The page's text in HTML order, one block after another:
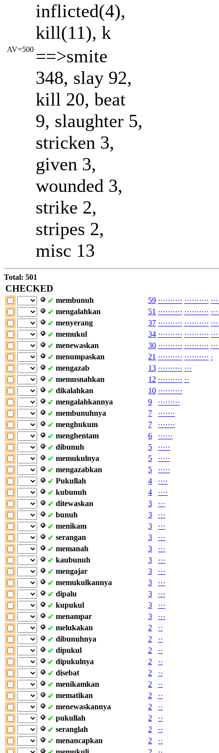
inflicted(4),
kill(11), k
AV=500 ==>smite
348, slay 92,
kill 20, beat
9, slaughter 5,
stricken 3,
given 3,
wounded 3,
strike 2,
stripes 2,
misc 13
Total: 501
CHECKED
✔ membunuh 59 ·········· ·········· ···
✔ mengalahkan 51 ·········· ·········· ···
✔ menyerang 37 ·········· ·········· ···
✔ memukul 34 ·········· ·········· ···
✔ menewaskan 30 ·········· ·········· ···
✔ menumpaskan 21 ·········· ·········· ·
✔ mengazab 13 ·········· ···
✔ memusnahkan 12 ·········· ··
✔ dikalahkan 10 ··········
✔ mengalahkannya 9 ·········
✔ membunuhnya 7 ·······
✔ menghukum 7 ·······
✔ menghentam 6 ······
✔ dibunuh 5 ·····
✔ memukulnya 5 ·····
✔ mengazabkan 5 ·····
✔ Pukullah 4 ····
✔ kubunuh 4 ····
✔ ditewaskan 3 ···
✔ bunuh 3 ···
✔ menikam 3 ···
✔ serangan 3 ···
✔ memanah 3 ···
✔ kaubunuh 3 ···
✔ mengajar 3 ···
✔ memukulkannya 3 ···
✔ dipalu 3 ···
✔ kupukul 3 ···
✔ menampar 3 ···
✔ melukakan 2 ··
✔ dibunuhnya 2 ··
✔ dipukul 2 ··
✔ dipukulnya 2 ··
✔ disebat 2 ··
✔ menikamkan 2 ··
✔ mematikan 2 ··
✔ menewaskannya 2 ··
✔ pukullah 2 ··
✔ seranglah 2 ··
✔ menancapkan 2 ··